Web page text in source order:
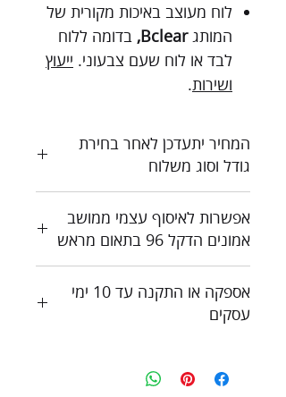
לוח מעוצב באיכות מקורית של
המותגBclear, בדומה ללוח
לבד או לוח שעם צבעוני. ייעוץ
ושירות.
המחיר יתעדכן לאחר בחירת
גודל וסוג משלוח
צור קשר לקבלת הצעת מחיר
אפשרות לאיסוף עצמי ממושב
אמונים הדקל 96 בתאום מראש
אספקה או התקנה עד 10 ימי
עסקים